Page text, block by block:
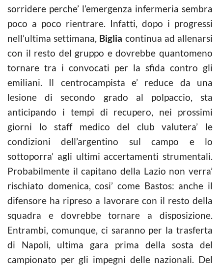
sorridere perche’ l’emergenza infermeria sembra
poco a poco rientrare. Infatti, dopo i progressi
nell’ultima settimana, Biglia continua ad allenarsi
con il resto del gruppo e dovrebbe quantomeno
tornare tra i convocati per la sfida contro gli
emiliani. Il centrocampista e’ reduce da una
lesione di secondo grado al polpaccio, sta
anticipando i tempi di recupero, nei prossimi
giorni lo staff medico del club valutera’ le
condizioni dell’argentino sul campo e lo
sottoporra’ agli ultimi accertamenti strumentali.
Probabilmente il capitano della Lazio non verra’
rischiato domenica, cosi’ come Bastos: anche il
difensore ha ripreso a lavorare con il resto della
squadra e dovrebbe tornare a disposizione.
Entrambi, comunque, ci saranno per la trasferta
di Napoli, ultima gara prima della sosta del
campionato per gli impegni delle nazionali. Del